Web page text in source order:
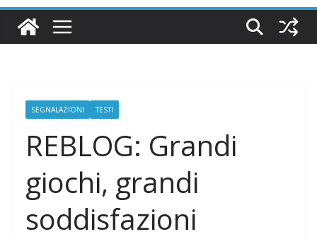
SEGNALAZIONI TESTI
REBLOG: Grandi
giochi, grandi
soddisfazioni